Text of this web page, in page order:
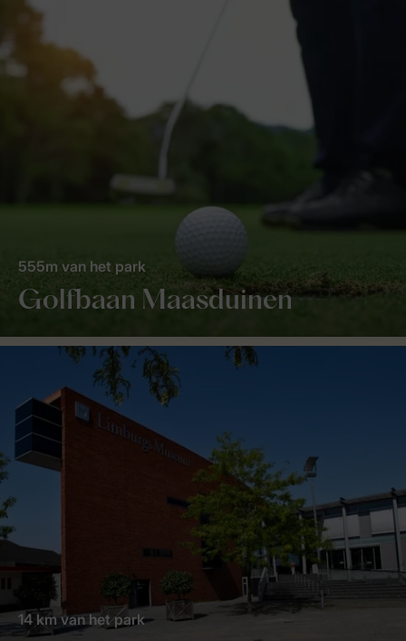
Golfbaan Maasduinen
555m van het park
14 km van het park